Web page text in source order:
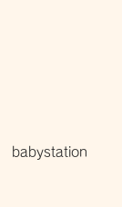
babystation